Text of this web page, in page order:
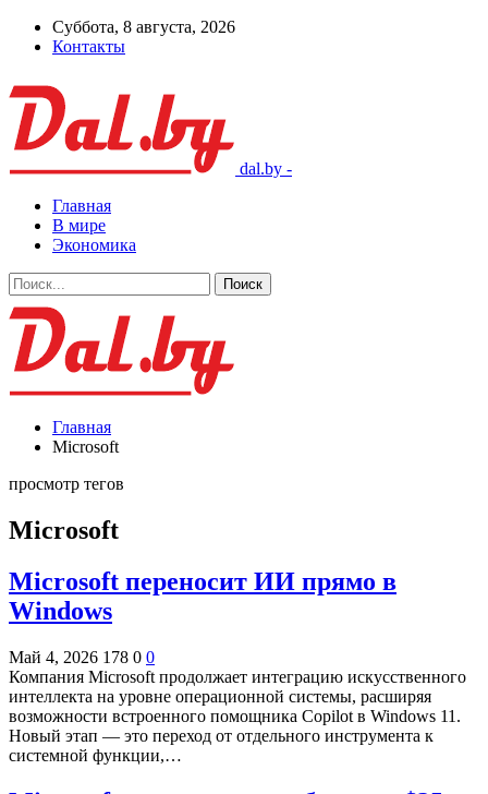
Суббота, 8 августа, 2026
Контакты
dal.by -
Главная
В мире
Экономика
Главная
Microsoft
просмотр тегов
Microsoft
Microsoft переносит ИИ прямо в
Windows
Май 4, 2026 178 0 0
Компания Microsoft продолжает интеграцию искусственного
интеллекта на уровне операционной системы, расширяя
возможности встроенного помощника Copilot в Windows 11.
Новый этап — это переход от отдельного инструмента к
системной функции,…